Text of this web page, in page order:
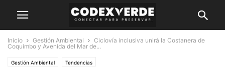
Inicio Gestión Ambiental
Ciclovía inclusiva unirá la Costanera de
Coquimbo y Avenida del Mar de...
Gestión Ambiental Tendencias